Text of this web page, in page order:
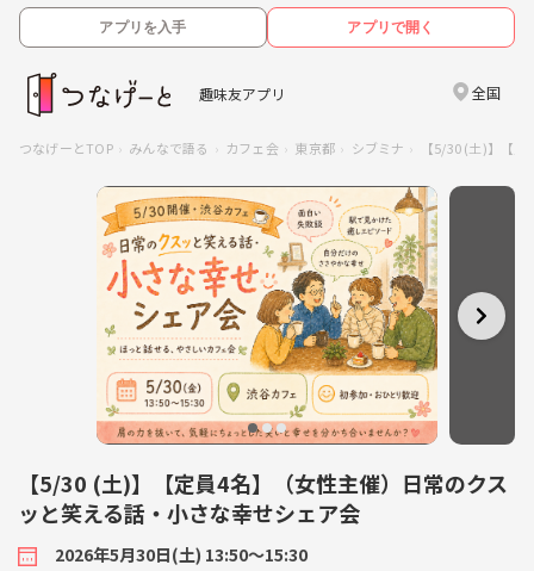
アプリを入手 アプリで開く
趣味友アプリ 全国
つなげーとTOP みんなで語る カフェ会 東京都 シブミナ 【5/30 (土)】【
【5/30 (土)】【定員4名】（女性主催）日常のクス
ッと笑える話・小さな幸せシェア会
2026年5月30日(土) 13:50〜15:30